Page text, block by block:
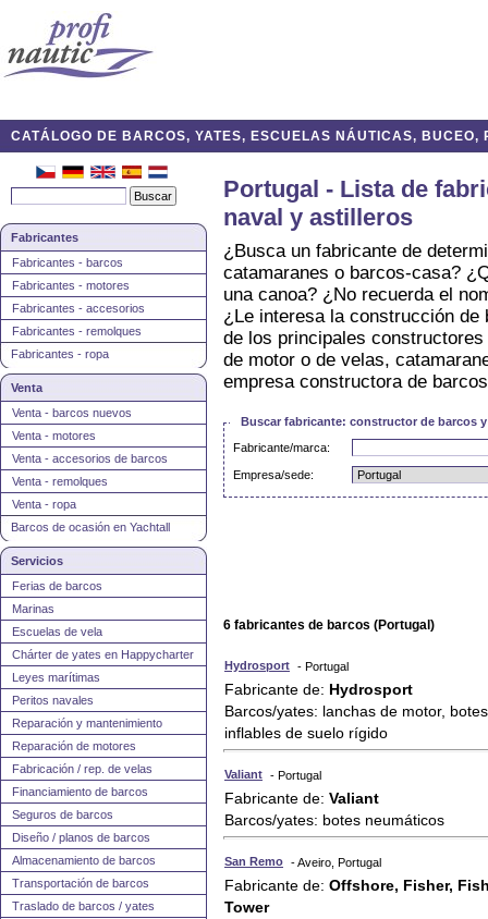
CATÁLOGO DE BARCOS, YATES, ESCUELAS NÁUTICAS, BUCEO,
Fabricantes
Fabricantes - barcos
Fabricantes - motores
Fabricantes - accesorios
Fabricantes - remolques
Fabricantes - ropa
Venta
Venta - barcos nuevos
Venta - motores
Venta - accesorios de barcos
Venta - remolques
Venta - ropa
Barcos de ocasión en Yachtall
Servicios
Ferias de barcos
Marinas
Escuelas de vela
Chárter de yates en Happycharter
Leyes marítimas
Peritos navales
Reparación y mantenimiento
Reparación de motores
Fabricación / rep. de velas
Financiamiento de barcos
Seguros de barcos
Diseño / planos de barcos
Almacenamiento de barcos
Transportación de barcos
Traslado de barcos / yates
Portugal - Lista de
naval y astilleros
¿Busca un fabricante de
catamaranes o barcos-casa?
una canoa? ¿No recuerda el
¿Le interesa la construcción
de los principales
de motor o de velas,
empresa constructora de
Buscar fabricante: constructor de barcos
Fabricante/marca:
Empresa/sede:
6 fabricantes de barcos (Portugal)
Hydrosport - Portugal
Fabricante de: Hydrosport
Barcos/yates: lanchas de motor,
inflables de suelo rígido
Valiant - Portugal
Fabricante de: Valiant
Barcos/yates: botes neumáticos
San Remo - Aveiro, Portugal
Fabricante de: Offshore, Fisher,
Tower